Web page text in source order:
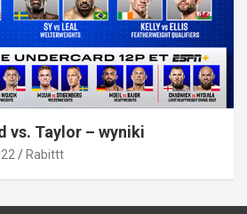
vs. Taylor – wyniki
Rabittt